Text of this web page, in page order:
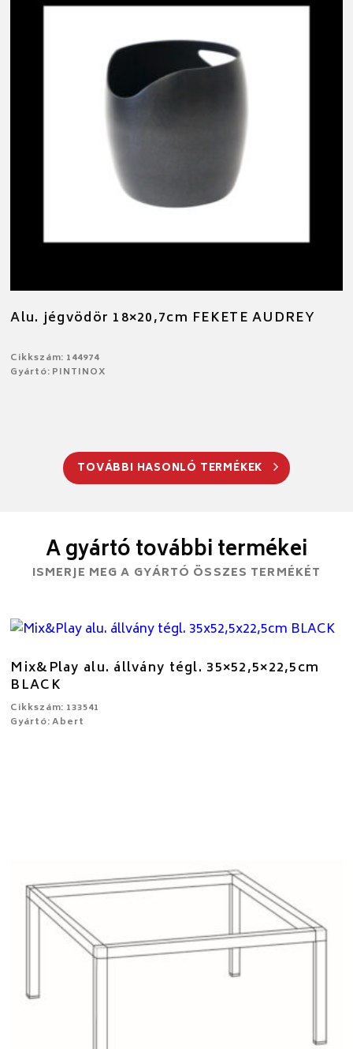
Alu. jégvödör 18×20,7cm FEKETE AUDREY
Cikkszám: 144974
Gyártó: PINTINOX
TOVÁBBI HASONLÓ TERMÉKEK
A gyártó további termékei
ISMERJE MEG A GYÁRTÓ ÖSSZES TERMÉKÉT
Mix&Play alu. állvány tégl. 35×52,5×22,5cm
BLACK
Cikkszám: 133541
Gyártó: Abert